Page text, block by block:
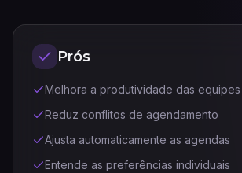
Prós
Melhora a produtividade das equipes
Reduz conflitos de agendamento
Ajusta automaticamente as agendas
Entende as preferências individuais